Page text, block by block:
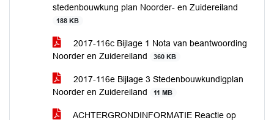
stedenbouwkung plan Noorder- en Zuidereiland
188 KB
2017-116c Bijlage 1 Nota van beantwoording
Noorder en Zuidereiland
360 KB
2017-116e Bijlage 3 Stedenbouwkundigplan
Noorder en Zuidereiland
11 MB
ACHTERGRONDINFORMATIE Reactie op